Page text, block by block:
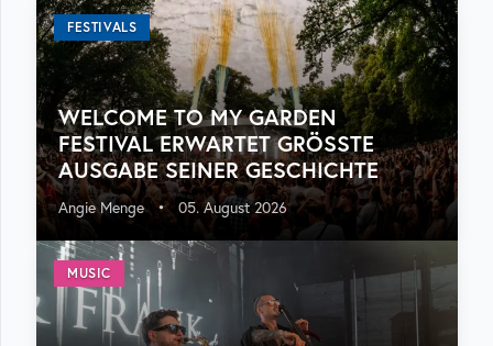
FESTIVALS
WELCOME TO MY GARDEN
FESTIVAL ERWARTET GRÖSSTE A
USGABE SEINER GESCHICHTE
Angie Menge • 05. August 2026
MUSIC